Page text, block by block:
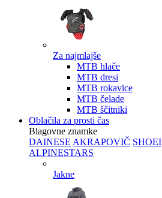
Za najmlajše
MTB hlače
MTB dresi
MTB rokavice
MTB čelade
MTB ščitniki
Oblačila za prosti čas
Blagovne znamke
DAINESE AKRAPOVIČ SHOEI
ALPINESTARS
Jakne